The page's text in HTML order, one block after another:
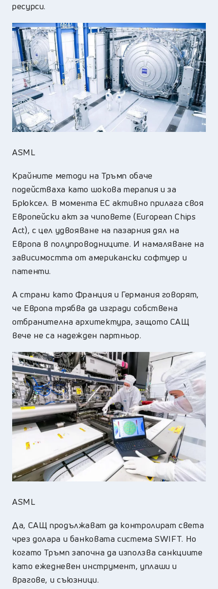
ресурси.
ASML
Крайните методи на Тръмп обаче
подействаха като шокова терапия и за
Брюксел. В момента ЕС активно прилага своя
Европейски акт за чиповете (European Chips
Act), с цел удвояване на пазарния дял на
Европа в полупроводниците. И намаляване на
зависимостта от американски софтуер и
патенти.
А страни като Франция и Германия говорят,
че Европа трябва да изгради собствена
отбранителна архитектура, защото САЩ
вече не са надежден партньор.
ASML
Да, САЩ продължават да контролират света
чрез долара и банковата система SWIFT. Но
когато Тръмп започна да използва санкциите
като ежедневен инструмент, уплаши и
врагове, и съюзници.